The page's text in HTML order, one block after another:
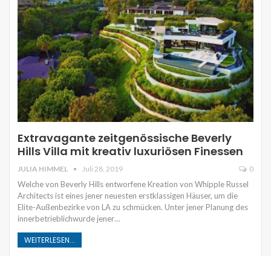
Extravagante zeitgenössische Beverly
Hills Villa mit kreativ luxuriösen Finessen
JULIA HIMMEL Juli 28, 2019 0
Welche von Beverly Hills entworfene Kreation von Whipple Russel
Architects ist eines jener neuesten erstklassigen Häuser, um die
Elite-Außenbezirke von LA zu schmücken. Unter jener Planung des
innerbetrieblichwurde jener…
WEITERLESEN...